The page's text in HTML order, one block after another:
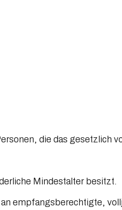
die das gesetzlich
Mindestalter besitzt.
empfangsberechtigte,